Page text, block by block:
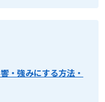
・強みにする方法・